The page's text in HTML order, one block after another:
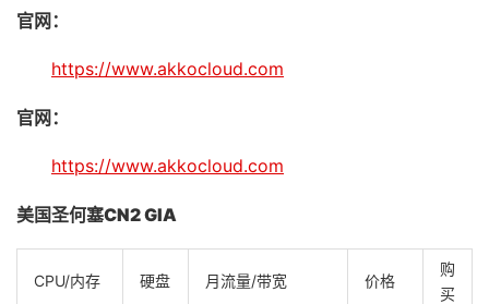
官网：
https://www.akkocloud.com
官网：
https://www.akkocloud.com
美国圣何塞CN2 GIA
CPU/内存 硬盘 月流量/带宽 价格
购
买